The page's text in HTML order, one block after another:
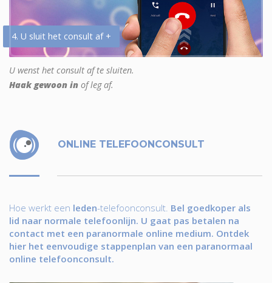
4. U sluit het consult af +
U wenst het consult af te sluiten.
Haak gewoon in of leg af.
ONLINE TELEFOONCONSULT
Hoe werkt een leden-telefoonconsult. Bel goedkoper als
lid naar normale telefoonlijn. U gaat pas betalen na
contact met een paranormale online medium. Ontdek
hier het eenvoudige stappenplan van een paranormaal
online telefoonconsult.